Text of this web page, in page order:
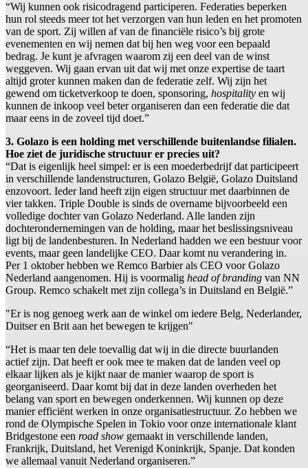
“Wij kunnen ook risicodragend participeren. Federaties beperken
hun rol steeds meer tot het verzorgen van hun leden en het promoten
van de sport. Zij willen af van de financiële risico’s bij grote
evenementen en wij nemen dat bij hen weg voor een bepaald
bedrag. Je kunt je afvragen waarom zij een deel van de winst
weggeven. Wij gaan ervan uit dat wij met onze expertise de taart
altijd groter kunnen maken dan de federatie zelf. Wij zijn het
gewend om ticketverkoop te doen, sponsoring, hospitality en wij
kunnen de inkoop veel beter organiseren dan een federatie die dat
maar eens in de zoveel tijd doet.”
3. Golazo is een holding met verschillende buitenlandse filialen.
Hoe ziet de juridische structuur er precies uit?
“Dat is eigenlijk heel simpel: er is een moederbedrijf dat participeert
in verschillende landenstructuren, Golazo België, Golazo Duitsland
enzovoort. Ieder land heeft zijn eigen structuur met daarbinnen de
vier takken. Triple Double is sinds de overname bijvoorbeeld een
volledige dochter van Golazo Nederland. Alle landen zijn
dochterondernemingen van de holding, maar het beslissingsniveau
ligt bij de landenbesturen. In Nederland hadden we een bestuur voor
events, maar geen landelijke CEO. Daar komt nu verandering in.
Per 1 oktober hebben we Remco Barbier als CEO voor Golazo
Nederland aangenomen. Hij is voormalig head of branding van NN
Group. Remco schakelt met zijn collega’s in Duitsland en België.”
"Er is nog genoeg werk aan de winkel om iedere Belg, Nederlander,
Duitser en Brit aan het bewegen te krijgen"
“Het is maar ten dele toevallig dat wij in die directe buurlanden
actief zijn. Dat heeft er ook mee te maken dat de landen veel op
elkaar lijken als je kijkt naar de manier waarop de sport is
georganiseerd. Daar komt bij dat in deze landen overheden het
belang van sport en bewegen onderkennen. Wij kunnen op deze
manier efficiënt werken in onze organisatiestructuur. Zo hebben we
rond de Olympische Spelen in Tokio voor onze internationale klant
Bridgestone een road show gemaakt in verschillende landen,
Frankrijk, Duitsland, het Verenigd Koninkrijk, Spanje. Dat konden
we allemaal vanuit Nederland organiseren.”